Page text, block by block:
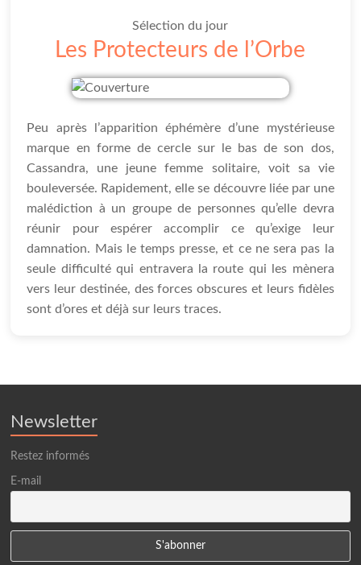
Sélection du jour
Les Protecteurs de l’Orbe
Peu après l’apparition éphémère d’une mystérieuse
marque en forme de cercle sur le bas de son dos,
Cassandra, une jeune femme solitaire, voit sa vie
bouleversée. Rapidement, elle se découvre liée par une
malédiction à un groupe de personnes qu’elle devra
réunir pour espérer accomplir ce qu’exige leur
damnation. Mais le temps presse, et ce ne sera pas la
seule difficulté qui entravera la route qui les mènera
vers leur destinée, des forces obscures et leurs fidèles
sont d’ores et déjà sur leurs traces.
Newsletter
Restez informés
E-mail